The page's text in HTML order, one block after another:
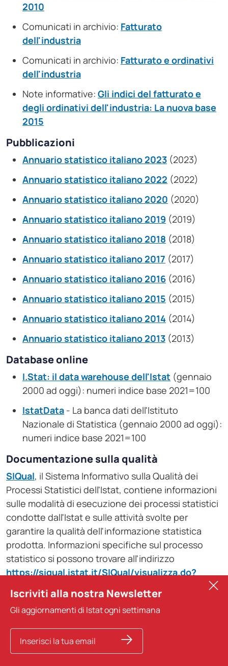
2010
Comunicati in archivio: Fatturato
dell'industria
Comunicati in archivio: Fatturato e ordinativi
dell'industria
Note informative: Gli indici del fatturato e
degli ordinativi dell'industria: La nuova base
2015
Pubblicazioni
Annuario statistico italiano 2023 (2023)
Annuario statistico italiano 2022 (2022)
Annuario statistico italiano 2020 (2020)
Annuario statistico italiano 2019 (2019)
Annuario statistico italiano 2018 (2018)
Annuario statistico italiano 2017 (2017)
Annuario statistico italiano 2016 (2016)
Annuario statistico italiano 2015 (2015)
Annuario statistico italiano 2014 (2014)
Annuario statistico italiano 2013 (2013)
Database online
I.Stat: il data warehouse dell'Istat (gennaio
2000 ad oggi): numeri indice base 2021=100
IstatData - La banca dati dell'Istituto
Nazionale di Statistica (gennaio 2000 ad oggi):
numeri indice base 2021=100
Documentazione sulla qualità
SIQual, il Sistema Informativo sulla Qualità dei
Processi Statistici dell'Istat, contiene informazioni
sulle modalità di esecuzione dei processi statistici
condotte dall'Istat e sulle attività svolte per
garantire la qualità dell'informazione statistica
prodotta. Informazioni specifiche sul processo
statistico si possono trovare all'indirizzo
https://siqual.istat.it/SIQual/visualizza.do?
Ulteriori informazioni sui quality report sono
disponibili nellasezione dedicata
Iscriviti alla nostra Newsletter
Gli aggiornamenti di Istat ogni settimana